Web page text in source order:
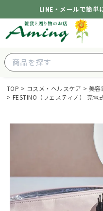
LINE・メールで簡単
TOP コスメ・ヘルスケア
美容
FESTINO（フェスティノ） 充電